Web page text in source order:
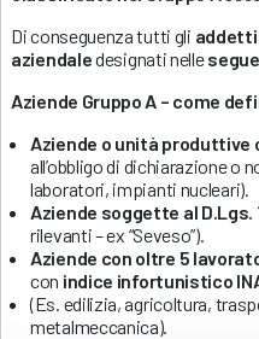
Di conseguenza tutti gli addetti
aziendaledesignati nelle
Aziende Gruppo A – come
Aziende o unità
all’obbligo di dichiarazione o
laboratori, impianti nucleari).
Aziende soggette al D.Lgs.
rilevanti – ex “Seveso”).
Aziende con oltre 5
con indice infortunistico
(Es. edilizia, agricoltura,
metalmeccanica).